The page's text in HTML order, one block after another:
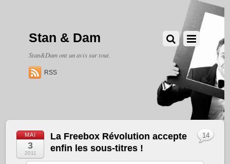
Stan & Dam
Stan&Dam ont un avis sur tout.
RSS
MAI
3
2011
La Freebox Révolution accepte
enfin les sous-titres !
14